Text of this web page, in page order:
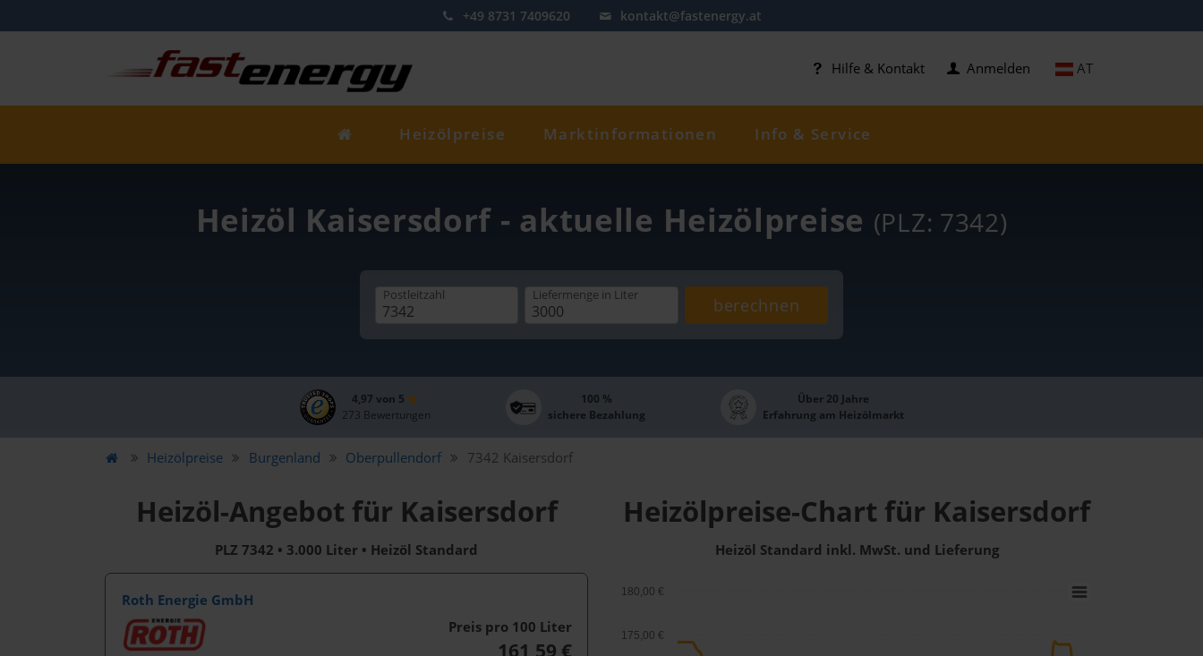
+49 8731 7409620 kontakt@fastenergy.at
AT
Hilfe & Kontakt Anmelden
Heizölpreise Marktinformationen Info & Service
Heizöl Kaisersdorf - aktuelle Heizölpreise (PLZ: 7342)
Postleitzahl Liefermenge in Liter berechnen
4,97 von 5
273 Bewertungen
100 %
sichere Bezahlung
Über 20 Jahre
Erfahrung am Heizölmarkt
Heizölpreise Burgenland Oberpullendorf 7342 Kaisersdorf
Heizöl-Angebot für Kaisersdorf
PLZ 7342 • 3.000 Liter • Heizöl Standard
Roth Energie GmbH
Preis pro 100 Liter
161,59 €
Heizölpreise-Chart für Kaisersdorf
Heizöl Standard inkl. MwSt. und Lieferung
175,00 €
180,00 €